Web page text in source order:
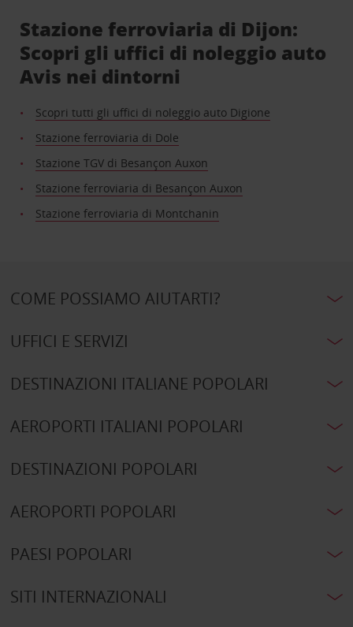
Stazione ferroviaria di Dijon:
Scopri gli uffici di noleggio auto
Avis nei dintorni
Scopri tutti gli uffici di noleggio auto Digione
Stazione ferroviaria di Dole
Stazione TGV di Besançon Auxon
Stazione ferroviaria di Besançon Auxon
Stazione ferroviaria di Montchanin
COME POSSIAMO AIUTARTI?
UFFICI E SERVIZI
DESTINAZIONI ITALIANE POPOLARI
AEROPORTI ITALIANI POPOLARI
DESTINAZIONI POPOLARI
AEROPORTI POPOLARI
PAESI POPOLARI
SITI INTERNAZIONALI